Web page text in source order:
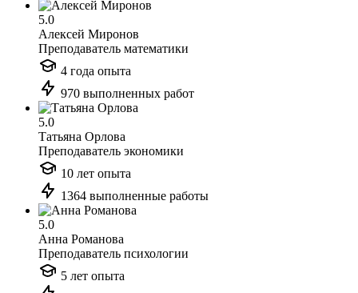
5.0
Алексей Миронов
Преподаватель математики
4 года опыта
970 выполненных работ
5.0
Татьяна Орлова
Преподаватель экономики
10 лет опыта
1364 выполненные работы
5.0
Анна Романова
Преподаватель психологии
5 лет опыта